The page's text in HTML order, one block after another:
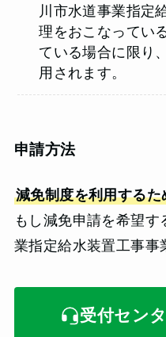
川市水道事業指定
理をおこなってい
ている場合に限り
用されます。
申請方法
減免制度を利用する
もし減免申請を希望
業指定給水装置工事事
受付セン